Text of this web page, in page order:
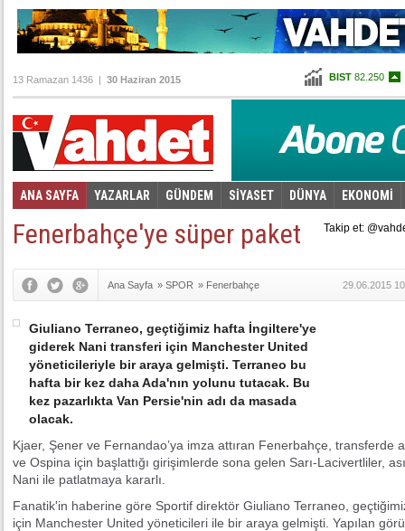
BIST 82.250
Altın100,803
Euro 2,9965
13 Ramazan 1436 | 30 Haziran 2015
ANA SAYFA YAZARLAR GÜNDEM SİYASET DÜNYA EKONOMİ
Foto Galeri Video Galeri
Fenerbahçe'ye süper paket
Ana Sayfa » SPOR » Fenerbahçe 29.06.2015
Giuliano Terraneo, geçtiğimiz hafta İngiltere'ye
giderek Nani transferi için Manchester United
yöneticileriyle bir araya gelmişti. Terraneo bu
hafta bir kez daha Ada'nın yolunu tutacak. Bu
kez pazarlıkta Van Persie'nin adı da masada
olacak.
Kjaer, Şener ve Fernandao’ya imza attıran Fenerbahçe, transferde
ve Ospina için başlattığı girişimlerde sona gelen Sarı-Lacivertliler,
Nani ile patlatmaya kararlı.
Fanatik'in haberine göre Sportif direktör Giuliano Terraneo,
için Manchester United yöneticileri ile bir araya gelmişti. Yapılan
Takip et: